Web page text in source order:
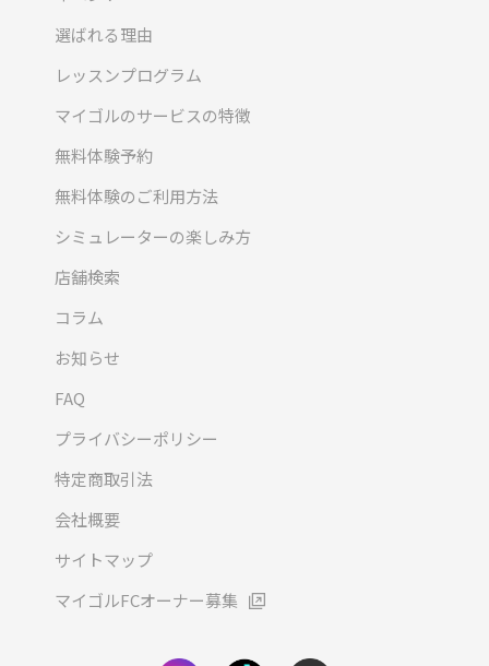
選ばれる理由
レッスンプログラム
マイゴルのサービスの特徴
無料体験予約
無料体験のご利用方法
シミュレーターの楽しみ方
店舗検索
コラム
お知らせ
FAQ
プライバシーポリシー
特定商取引法
会社概要
サイトマップ
マイゴルFCオーナー募集